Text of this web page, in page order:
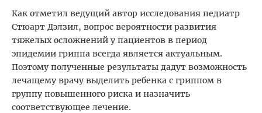
Как отметил ведущий автор исследования педиатр
Стюарт Дэлзил, вопрос вероятности развития
тяжелых осложнений у пациентов в период
эпидемии гриппа всегда является актуальным.
Поэтому полученные результаты дадут возможность
лечащему врачу выделить ребенка с гриппом в
группу повышенного риска и назначить
соответствующее лечение.